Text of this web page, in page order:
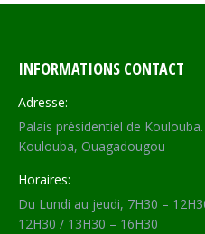
INFORMATIONS CONTACT
Adresse:
Palais présidentiel de
Koulouba, Ouagadougou
Horaires:
Du Lundi au jeudi, 7H30 –
12H30 / 13H30 – 16H30